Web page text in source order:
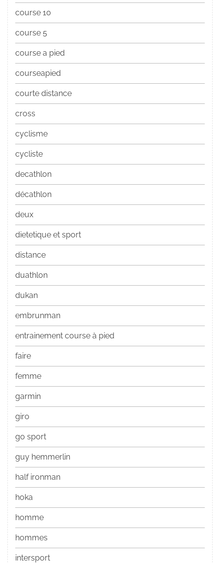
course 10
course 5
course a pied
courseapied
courte distance
cross
cyclisme
cycliste
decathlon
décathlon
deux
dietetique et sport
distance
duathlon
dukan
embrunman
entrainement course à pied
faire
femme
garmin
giro
go sport
guy hemmerlin
half ironman
hoka
homme
hommes
intersport